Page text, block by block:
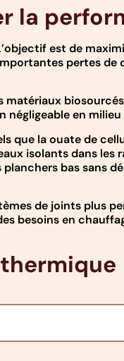
la
est de
pertes de
en
que la ouate de
isolants dans
bas sans
de joints
besoins en